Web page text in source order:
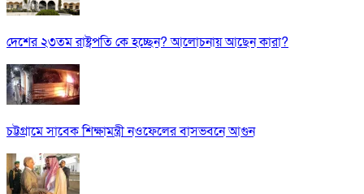
দেশের ২৩তম রাষ্ট্রপতি কে হচ্ছেন? আলোচনায় আছেন কারা?
চট্টগ্রামে সাবেক শিক্ষামন্ত্রী নওফেলের বাসভবনে আগুন